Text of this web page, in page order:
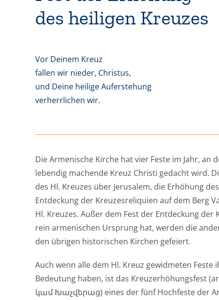
des heiligen Kreuzes
Vor Deinem Kreuz
fallen wir nieder, Christus,
und Deine heilige Auferstehung
verherrlichen wir.
Die Armenische Kirche hat vier Feste im Jahr, an
lebendig machende Kreuz Christi gedacht wird.
des Hl. Kreuzes über Jerusalem, die Erhöhung
Entdeckung der Kreuzesreliquien auf dem Berg
Hl. Kreuzes. Außer dem Fest der Entdeckung der
rein armenischen Ursprung hat, werden die
den übrigen historischen Kirchen gefeiert.
Auch wenn alle dem Hl. Kreuz gewidmeten Feste
Bedeutung haben, ist das Kreuzerhöhungsfest
կամ Խաչվերաց) eines der fünf Hochfeste der